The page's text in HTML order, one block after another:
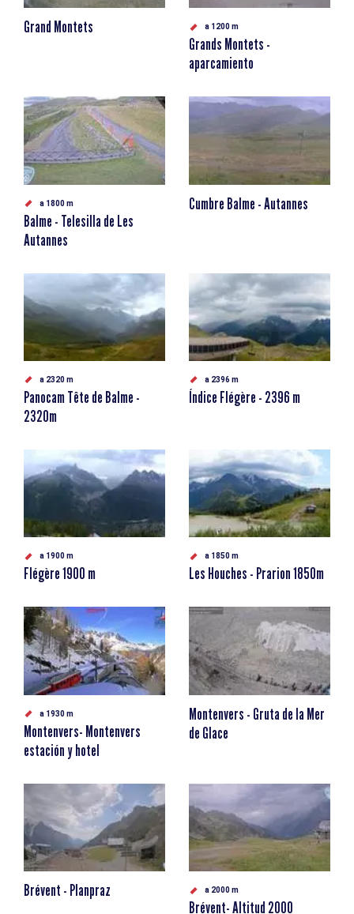
Grand Montets a 1200 m
Grands Montets -
aparcamiento
a 1800 m
Balme - Telesilla de Les
Autannes
Cumbre Balme - Autannes
a 2320 m
Panocam Tête de Balme -
2320m
a 2396 m
Índice Flégère - 2396 m
a 1900 m
Flégère 1900 m
a 1850 m
Les Houches - Prarion 1850m
a 1930 m
Montenvers- Montenvers
estación y hotel
Montenvers - Gruta de la Mer
de Glace
Brévent - Planpraz a 2000 m
Brévent- Altitud 2000